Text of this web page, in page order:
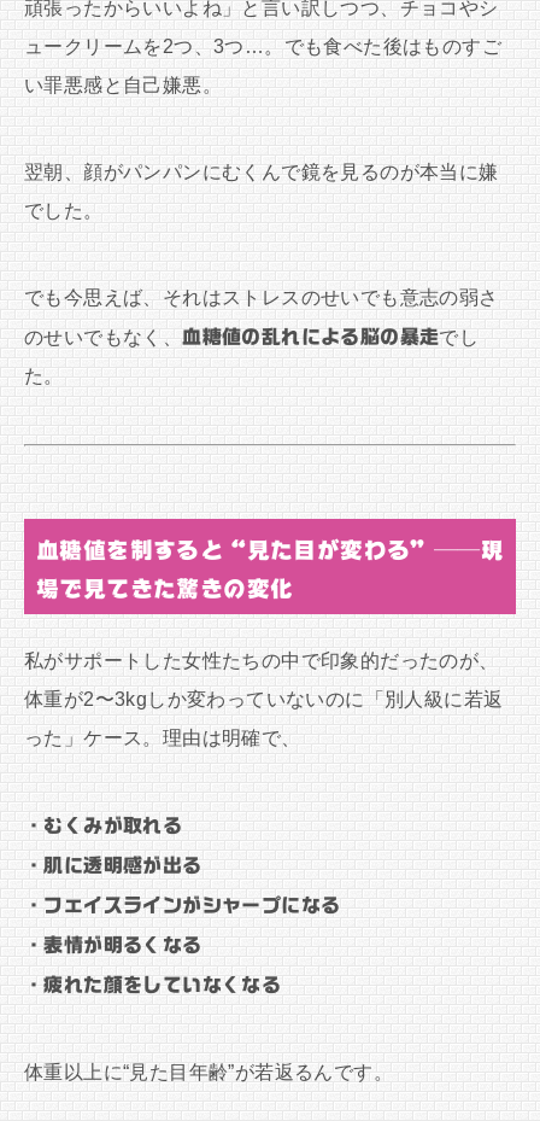
頑張ったからいいよね」と言い訳しつつ、チョコやシ
ュークリームを2つ、3つ…。でも食べた後はものすご
い罪悪感と自己嫌悪。
翌朝、顔がパンパンにむくんで鏡を見るのが本当に嫌
でした。
でも今思えば、それはストレスのせいでも意志の弱さ
のせいでもなく、血糖値の乱れによる脳の暴走でし
た。
血糖値を制すると“見た目が変わる”──現
場で見てきた驚きの変化
私がサポートした女性たちの中で印象的だったのが、
体重が2〜3kgしか変わっていないのに「別人級に若返
った」ケース。理由は明確で、
・むくみが取れる
・肌に透明感が出る
・フェイスラインがシャープになる
・表情が明るくなる
・疲れた顔をしていなくなる
体重以上に“見た目年齢”が若返るんです。